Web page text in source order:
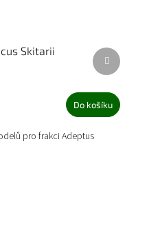
Skitarii
Do košíku
pro frakci Adeptus
Další
produkt